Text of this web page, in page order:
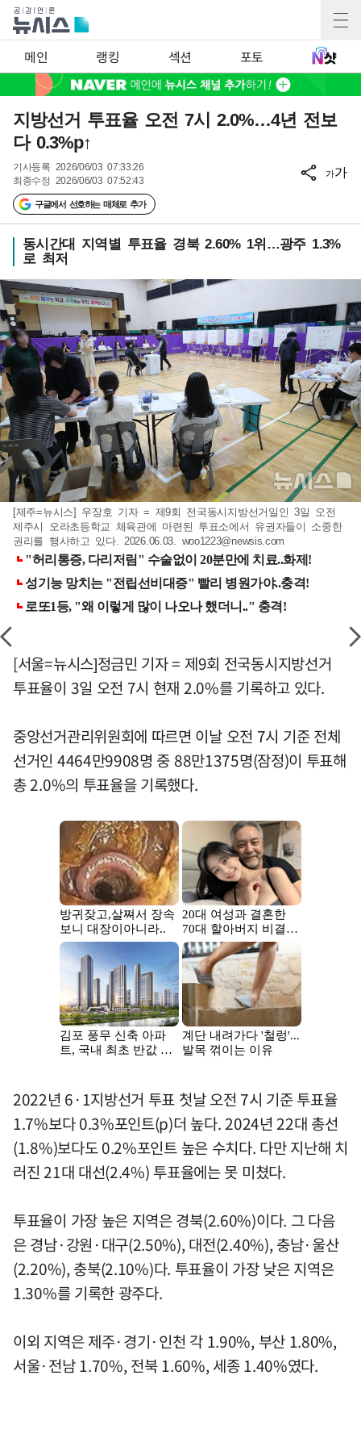
메인 랭킹 섹션 포토
지방선거 투표율 오전 7시 2.0%…4년 전보
다 0.3%p↑
기사등록 2026/06/03 07:33:26
최종수정 2026/06/03 07:52:43
구글에서 선호하는 매체로 추가
가가
동시간대 지역별 투표율 경북 2.60% 1위…광주 1.3%
로 최저
[제주=뉴시스] 우장호 기자 = 제9회 전국동시지방선거일인 3일 오전
제주시 오라초등학교 체육관에 마련된 투표소에서 유권자들이 소중한
권리를 행사하고 있다. 2026.06.03. woo1223@newsis.com
[서울=뉴시스]정금민 기자 = 제9회 전국동시지방선거
투표율이 3일 오전 7시 현재 2.0%를 기록하고 있다.
중앙선거관리위원회에 따르면 이날 오전 7시 기준 전체
선거인 4464만9908명 중 88만1375명(잠정)이 투표해
총 2.0%의 투표율을 기록했다.
2022년 6·1지방선거 투표 첫날 오전 7시 기준 투표율
1.7%보다 0.3%포인트(p)더 높다. 2024년 22대 총선
(1.8%)보다도 0.2%포인트 높은 수치다. 다만 지난해 치
러진 21대 대선(2.4%) 투표율에는 못 미쳤다.
투표율이 가장 높은 지역은 경북(2.60%)이다. 그 다음
은 경남·강원·대구(2.50%), 대전(2.40%), 충남·울산
(2.20%), 충북(2.10%)다. 투표율이 가장 낮은 지역은
1.30%를 기록한 광주다.
이외 지역은 제주·경기·인천 각 1.90%, 부산 1.80%,
서울·전남 1.70%, 전북 1.60%, 세종 1.40%였다.